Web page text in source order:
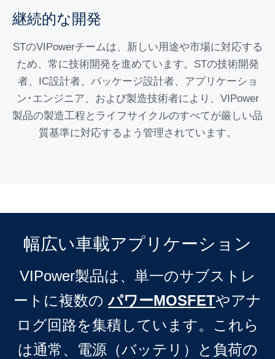
継続的な開発
STのVIPowerチームは、新しい用途や市場に対応する
ため、常に技術開発を進めています。STの技術開発
者、IC設計者、パッケージ設計者、アプリケーショ
ン･エンジニア、および製造技術者により、VIPower
製品の製造工程とライフサイクルのすべてが厳しい品
質基準に対応するよう管理されています。
幅広い車載アプリケーション
VIPower製品は、単一のサブストレ
ートに複数のパワーMOSFETやアナ
ログ回路を集積しています。これら
は通常、電源（バッテリ）と負荷の